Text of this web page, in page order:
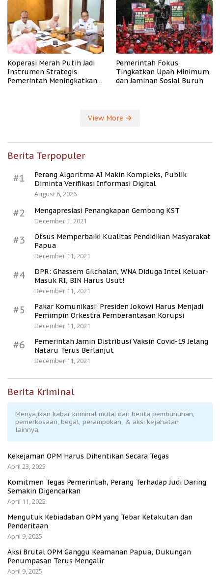
Koperasi Merah Putih Jadi
Instrumen Strategis
Pemerintah Meningkatkan
Pemerintah Fokus
Tingkatkan Upah Minimum
dan Jaminan Sosial Buruh
View More
Berita Terpopuler
#1
Perang Algoritma AI Makin Kompleks, Publik
Diminta Verifikasi Informasi Digital
August 6, 2026
#2
Mengapresiasi Penangkapan Gembong KST
December 1, 2021
#3
Otsus Memperbaiki Kualitas Pendidikan Masyarakat
Papua
December 11, 2021
#4
DPR: Ghassem Gilchalan, WNA Diduga Intel Keluar-
Masuk RI, BIN Harus Usut!
December 11, 2021
#5
Pakar Komunikasi: Presiden Jokowi Harus Menjadi
Pemimpin Orkestra Pemberantasan Korupsi
December 11, 2021
#6
Pemerintah Jamin Distribusi Vaksin Covid-19 Jelang
Nataru Terus Berlanjut
December 11, 2021
Berita Kriminal
Menyajikan kabar kriminal mulai dari berita pembunuhan,
pemerkosaan, begal, perampokan, & aksi kejahatan
lainnya.
Kekejaman OPM Harus Dihentikan Secara Tegas
April 23, 2025
Komitmen Tegas Pemerintah, Perang Terhadap Judi Daring
Semakin Digencarkan
April 11, 2025
Mengutuk Kebiadaban OPM yang Tebar Ketakutan dan
Penderitaan
April 9, 2025
Aksi Brutal OPM Ganggu Keamanan Papua, Dukungan
Penumpasan Terus Mengalir
April 9, 2025